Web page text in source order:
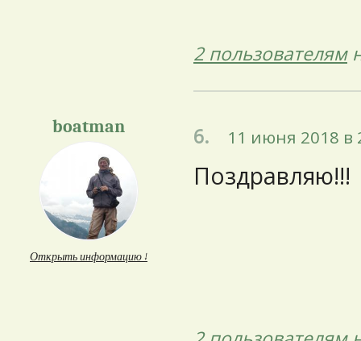
2 пользователям
boatman
Открыть информацию ↓
6. 11 июня 2018 в
Поздравляю!!!